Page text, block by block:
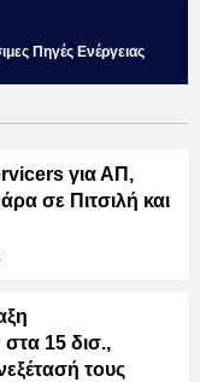
Πηγές Ενέργειας
για ΑΠ,
σε Πιτσιλή και
15 δισ.,
τους